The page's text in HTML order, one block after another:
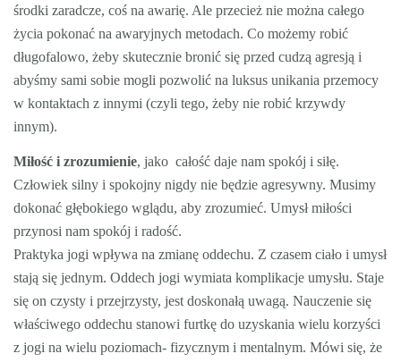
środki zaradcze, coś na awarię. Ale przecież nie można całego
życia pokonać na awaryjnych metodach. Co możemy robić
długofalowo, żeby skutecznie bronić się przed cudzą agresją i
abyśmy sami sobie mogli pozwolić na luksus unikania przemocy
w kontaktach z innymi (czyli tego, żeby nie robić krzywdy
innym).
Miłość i zrozumienie, jako całość daje nam spokój i siłę.
Człowiek silny i spokojny nigdy nie będzie agresywny. Musimy
dokonać głębokiego wglądu, aby zrozumieć. Umysł miłości
przynosi nam spokój i radość.
Praktyka jogi wpływa na zmianę oddechu. Z czasem ciało i umysł
stają się jednym. Oddech jogi wymiata komplikacje umysłu. Staje
się on czysty i przejrzysty, jest doskonałą uwagą. Nauczenie się
właściwego oddechu stanowi furtkę do uzyskania wielu korzyści
z jogi na wielu poziomach- fizycznym i mentalnym. Mówi się, że